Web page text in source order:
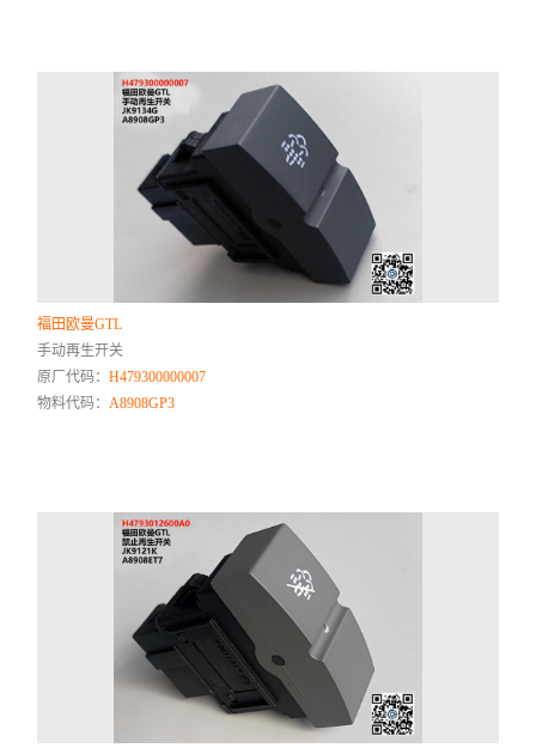
福田欧曼GTL
手动再生开关
原厂代码：H479300000007
物料代码： A8908GP3